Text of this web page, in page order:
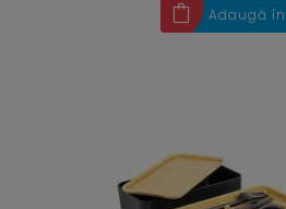
Adaugă